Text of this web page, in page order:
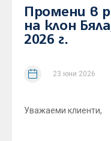
Промени в
на клон
2026 г.
23 юни 2026
Уважаеми клиенти,